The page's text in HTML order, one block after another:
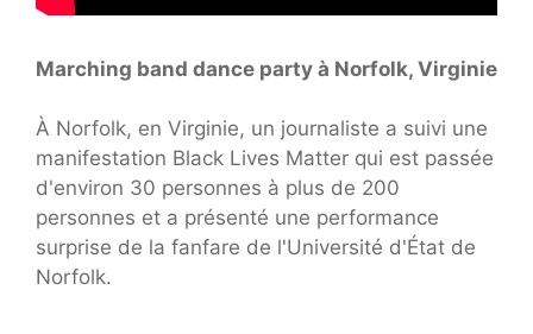
Marching band dance party à Norfolk, Virginie
À Norfolk, en Virginie, un journaliste a suivi une
manifestation Black Lives Matter qui est passée
d'environ 30 personnes à plus de 200
personnes et a présenté une performance
surprise de la fanfare de l'Université d'État de
Norfolk.